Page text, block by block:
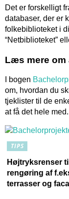
Det er forskelligt
databaser, der er
folkebiblioteket i
“Netbiblioteket”
Læs mere om
I bogen
om, hvordan du
tjeklister til de
at få det hele med.
TIPS
Højtryksrenser
rengøring af
terrasser og